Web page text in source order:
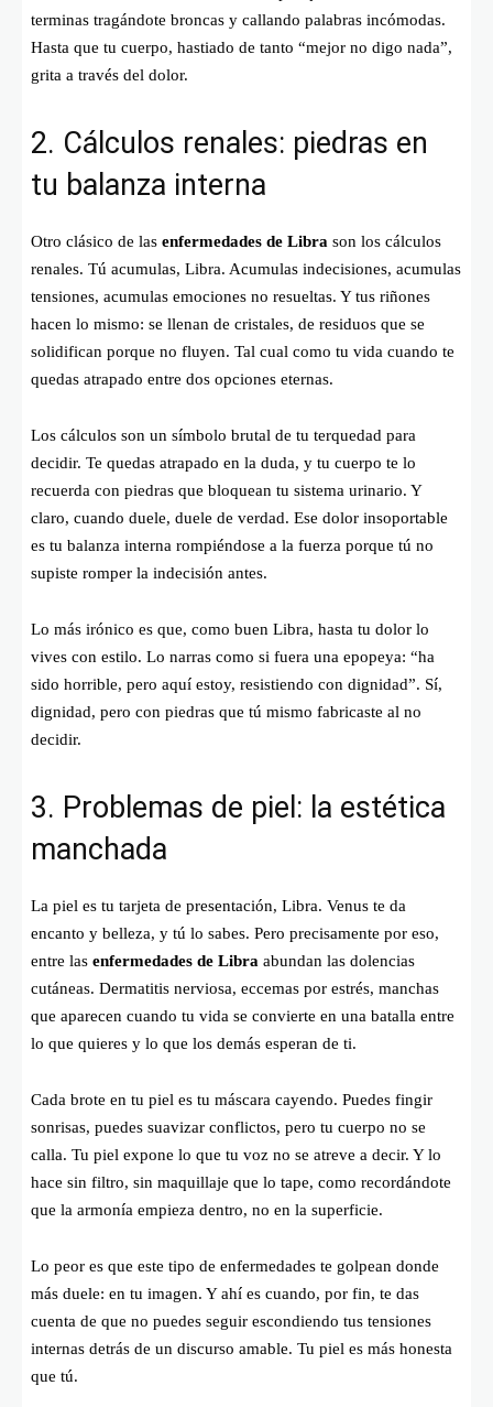
terminas tragándote broncas y callando palabras incómodas.
Hasta que tu cuerpo, hastiado de tanto “mejor no digo nada”,
grita a través del dolor.
2. Cálculos renales: piedras en
tu balanza interna
Otro clásico de las enfermedades de Libra son los cálculos
renales. Tú acumulas, Libra. Acumulas indecisiones, acumulas
tensiones, acumulas emociones no resueltas. Y tus riñones
hacen lo mismo: se llenan de cristales, de residuos que se
solidifican porque no fluyen. Tal cual como tu vida cuando te
quedas atrapado entre dos opciones eternas.
Los cálculos son un símbolo brutal de tu terquedad para
decidir. Te quedas atrapado en la duda, y tu cuerpo te lo
recuerda con piedras que bloquean tu sistema urinario. Y
claro, cuando duele, duele de verdad. Ese dolor insoportable
es tu balanza interna rompiéndose a la fuerza porque tú no
supiste romper la indecisión antes.
Lo más irónico es que, como buen Libra, hasta tu dolor lo
vives con estilo. Lo narras como si fuera una epopeya: “ha
sido horrible, pero aquí estoy, resistiendo con dignidad”. Sí,
dignidad, pero con piedras que tú mismo fabricaste al no
decidir.
3. Problemas de piel: la estética
manchada
La piel es tu tarjeta de presentación, Libra. Venus te da
encanto y belleza, y tú lo sabes. Pero precisamente por eso,
entre las enfermedades de Libra abundan las dolencias
cutáneas. Dermatitis nerviosa, eccemas por estrés, manchas
que aparecen cuando tu vida se convierte en una batalla entre
lo que quieres y lo que los demás esperan de ti.
Cada brote en tu piel es tu máscara cayendo. Puedes fingir
sonrisas, puedes suavizar conflictos, pero tu cuerpo no se
calla. Tu piel expone lo que tu voz no se atreve a decir. Y lo
hace sin filtro, sin maquillaje que lo tape, como recordándote
que la armonía empieza dentro, no en la superficie.
Lo peor es que este tipo de enfermedades te golpean donde
más duele: en tu imagen. Y ahí es cuando, por fin, te das
cuenta de que no puedes seguir escondiendo tus tensiones
internas detrás de un discurso amable. Tu piel es más honesta
que tú.